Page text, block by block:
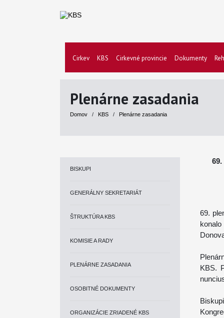
Cirkev KBS Cirkevné provincie Dokumenty
Plenárne zasadania
Domov / KBS / Plenárne zasadania
BISKUPI
GENERÁLNY SEKRETARIÁT
ŠTRUKTÚRA KBS
KOMISIE A RADY
PLENÁRNE ZASADANIA
OSOBITNÉ DOKUMENTY
ORGANIZÁCIE ZRIADENÉ KBS
69.
KBS.